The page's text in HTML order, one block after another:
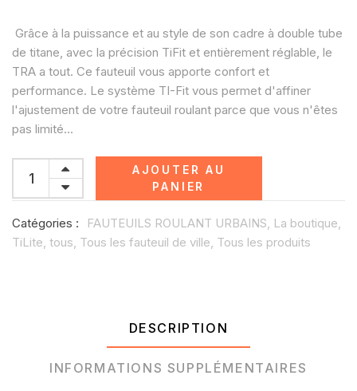
Grâce à la puissance et au style de son cadre à double tube
de titane, avec la précision TiFit et entièrement réglable, le
TRA a tout. Ce fauteuil vous apporte confort et
performance. Le système TI-Fit vous permet d'affiner
l'ajustement de votre fauteuil roulant parce que vous n'êtes
pas limité...
AJOUTER AU
PANIER
Catégories : FAUTEUILS ROULANT URBAINS, La boutique,
TiLite, tous, Tous les fauteuil de ville, Tous les produits
DESCRIPTION
INFORMATIONS SUPPLÉMENTAIRES